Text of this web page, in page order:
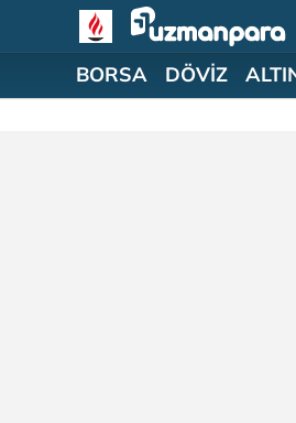
BORSA DÖVİZ